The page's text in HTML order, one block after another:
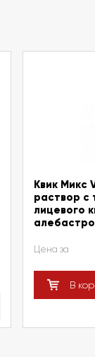
Квик Микс
раствор с
лицевого
Цена за
В